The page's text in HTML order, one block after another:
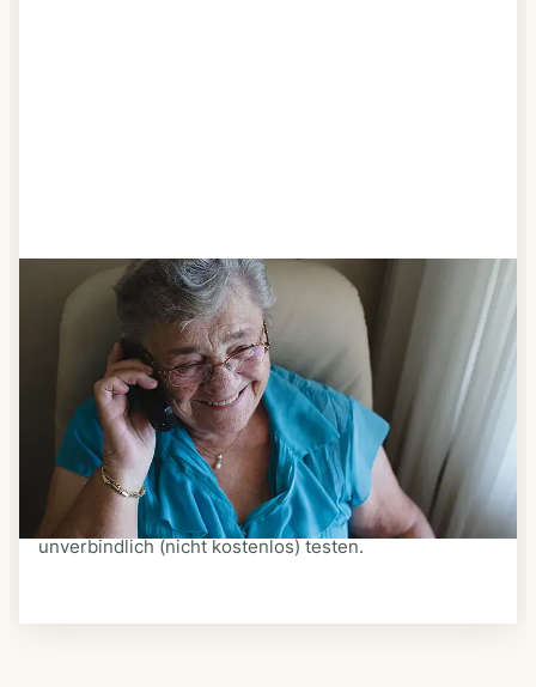
Schritt 3
Bestellen & liefern lassen
Suchen Sie sich aus dem Speiseplan Ihres Anbieters
aus, was Ihnen schmeckt. Bestellen Sie telefonisch,
schriftlich oder im Online-Shop Ihres Anbieters.
Ein Kurier liefert Ihnen das bestellte Essen zum
vereinbarten Zeitpunkt nach Hause. Bei vielen
Anbietern können Sie Essen auf Rädern auch
unverbindlich (nicht kostenlos) testen.